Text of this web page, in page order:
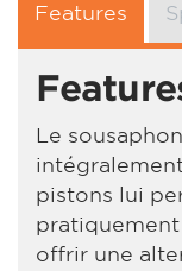
Features
Le
pistons lui
offrir une